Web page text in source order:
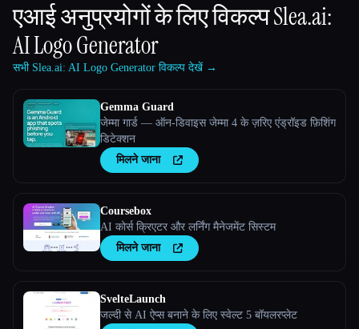
एआई अनुप्रयोगों के लिए विकल्पSlea.ai:
AI Logo Generator
सभी Slea.ai: AI Logo Generator विकल्प देखें →
Gemma Guard
जेम्मा गार्ड — ऑन-डिवाइस जेम्मा 4 के ज़रिए एंड्रॉइड फ़िशिंग
डिटेक्शन
मिलने जाना
Coursebox
AI कोर्स क्रिएटर और लर्निंग मैनेजमेंट सिस्टम
मिलने जाना
SvelteLaunch
जल्दी से AI ऐप्स बनाने के लिए स्वेल्ट 5 बॉयलरप्लेट